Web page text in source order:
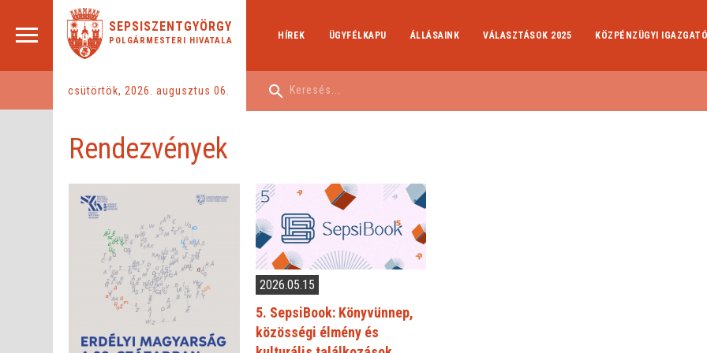
SEPSISZENTGYÖRGY
POLGÁRMESTERI HIVATALA
csütörtök, 2026. augusztus 06.
HÍREK ÜGYFÉLKAPU ÁLLÁSAINK VÁLASZTÁSOK 2025 KÖZPÉNZÜGYI
Rendezvények
2026.05.15
5. SepsiBook: Könyvünnep,
közösségi élmény és